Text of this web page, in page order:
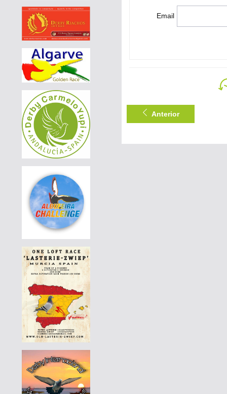
PT-4420375-24|110 EUR
AVELAR & AVELAR
PT-4420380-24|130 EUR
AVELAR & AVELAR
PT-4420380-24 |120 EUR
AVELAR & AVELAR
PT-4420350-24| 120 EUR
AVELAR & AVELAR
PT-4420411-24|190 EUR
AVELAR & AVELAR
PT-4420411-24|180 EUR
PT-4420411-24|170 EUR
AVELAR & AVELAR
Email
Anterior